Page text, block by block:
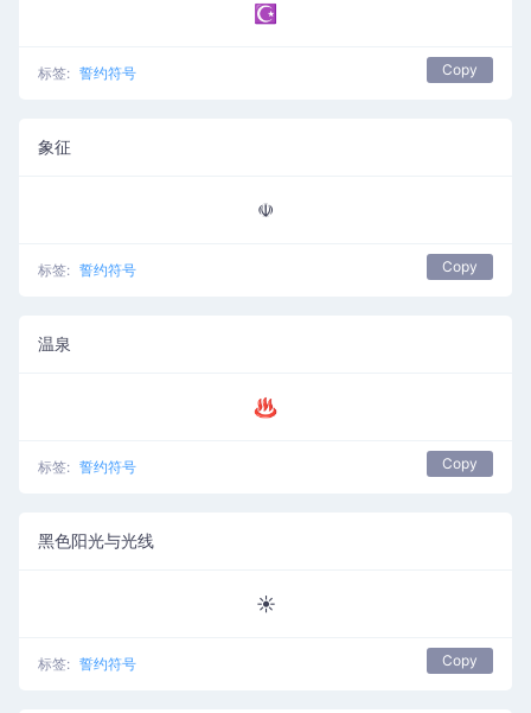
☪
标签: 誓约符号 Copy
象征
☫
标签: 誓约符号 Copy
温泉
♨
标签: 誓约符号 Copy
黑色阳光与光线
☀
标签: 誓约符号 Copy